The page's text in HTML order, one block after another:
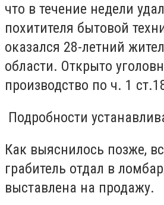
что в течение недели
похитителя бытовой
оказался 28-летний
области. Открыто
производство по ч. 1
Подробности
Как выяснилось позже,
грабитель отдал в
выставлена на продажу.